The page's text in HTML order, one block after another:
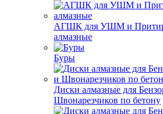
АГШК для УШМ и
алмазные
Буры
Диски алмазные для
Швонарезчиков по бетону